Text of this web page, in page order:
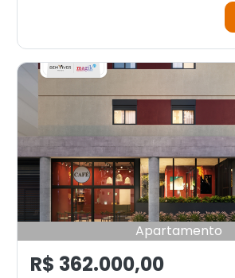
Apartamento
R$ 362.000,00